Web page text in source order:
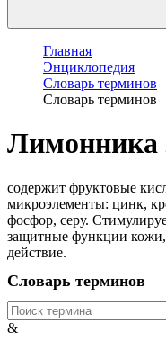
Главная
Энциклопедия
Словарь терминов
Словарь терминов
Лимонника
содержит фруктовые
микроэлементы: цинк,
фосфор, серу.
защитные функции
действие.
Словарь терминов
&